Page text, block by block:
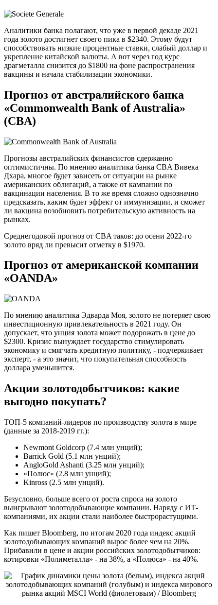
Аналитики банка полагают, что уже в первой декаде 2021
года золото достигнет своего пика в $2340. Этому будут
способствовать низкие процентные ставки, слабый доллар и
укрепление китайской валюты. А вот через год курс
драгметалла снизится до $1800 на фоне распространения
вакцины и начала стабилизации экономики.
Прогноз от австралийского банка
«Commonwealth Bank of Australia»
(CBA)
Прогнозы австралийских финансистов сдержанно
оптимистичны. По мнению аналитика банка CBA Вивека
Дхара, многое будет зависеть от ситуации на рынке
американских облигаций, а также от кампании по
вакцинации населения. В то же время сложно однозначно
предсказать, каким будет эффект от иммунизации, и сможет
ли вакцина возобновить потребительскую активность на
рынках.
Среднегодовой прогноз от CBA таков: до осени 2022-го
золото вряд ли превысит отметку в $1970.
Прогноз от американской компании
«OANDA»
По мнению аналитика Эдварда Моя, золото не потеряет свою
инвестиционную привлекательность в 2021 году. Он
допускает, что унция золота может подорожать в цене до
$2300. Кризис вынуждает государство стимулировать
экономику и смягчать кредитную политику, - подчеркивает
эксперт, - а это значит, что покупательная способность
доллара уменьшится.
Акции золотодобытчиков: какие
выгодно покупать?
ТОП-5 компаний-лидеров по производству золота в мире
(данные за 2018-2019 гг.):
Newmont Goldcorp (7.4 млн унций);
Barrick Gold (5.1 млн унций);
AngloGold Ashanti (3.25 млн унций);
«Полюс» (2.8 млн унций);
Kinross (2.5 млн унций).
Безусловно, больше всего от роста спроса на золото
выигрывают золотодобывающие компании. Наряду с ИТ-
компаниями, их акции стали наиболее быстрорастущими.
Как пишет Bloomberg, по итогам 2020 года индекс акций
золотодобывающих компаний вырос более чем на 20%.
Прибавили в цене и акции российских золотодобытчиков:
котировки «Полиметалла» - на 38%, а «Полюса» - на 40%.